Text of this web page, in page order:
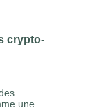
crypto-
une